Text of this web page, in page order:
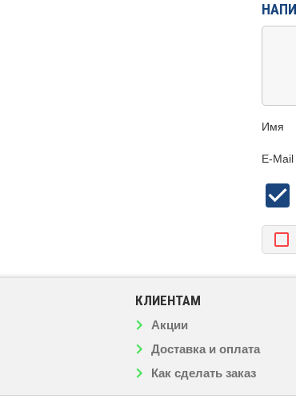
Имя
E-Mail
КЛИЕНТАМ
Акции
Доставка и оплата
Как сделать заказ